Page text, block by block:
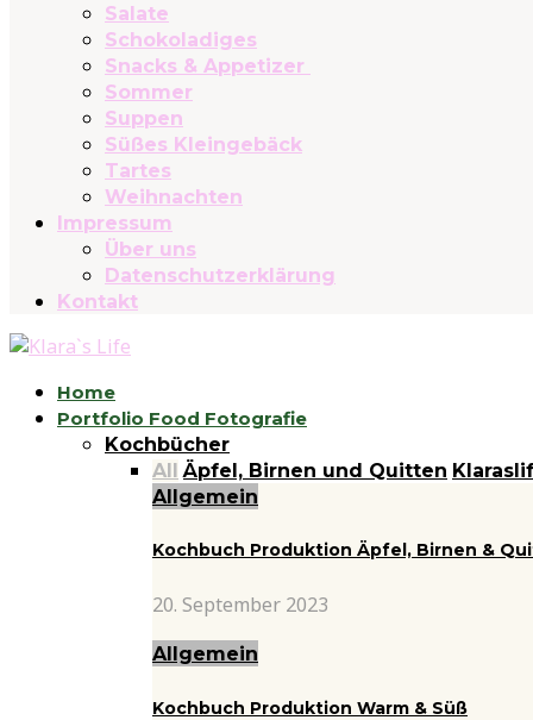
Salate
Schokoladiges
Snacks & Appetizer
Sommer
Suppen
Süßes Kleingebäck
Tartes
Weihnachten
Impressum
Über uns
Datenschutzerklärung
Kontakt
Home
Portfolio Food Fotografie
Kochbücher
All Äpfel, Birnen und Quitten
Allgemein
Kochbuch Produktion Äpfel, Birnen &
20. September 2023
Allgemein
Kochbuch Produktion Warm & Süß